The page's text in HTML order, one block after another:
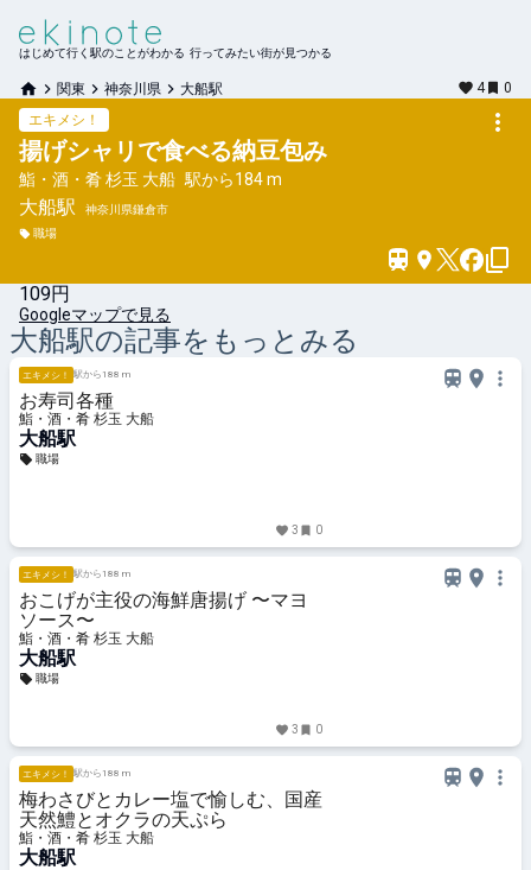
はじめて行く駅のことがわかる 行ってみたい街が見つかる
関東 神奈川県 大船駅 4
0
エキメシ！
揚げシャリで食べる納豆包み
鮨・酒・肴 杉玉 大船 駅から184 m
大船駅
神奈川県鎌倉市
職場
109円
Googleマップで見る
大船駅の記事をもっとみる
エキメシ！ 駅から188 m
お寿司各種
鮨・酒・肴 杉玉 大船
大船駅
職場
3 0
エキメシ！ 駅から188 m
おこげが主役の海鮮唐揚げ 〜マヨ
ソース〜
鮨・酒・肴 杉玉 大船
大船駅
職場
3 0
エキメシ！ 駅から188 m
梅わさびとカレー塩で愉しむ、国産
天然鱧とオクラの天ぷら
鮨・酒・肴 杉玉 大船
大船駅